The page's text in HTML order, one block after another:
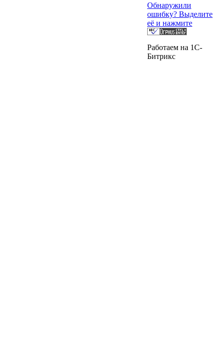
Обнаружили
ошибку? Выделите
её и нажмите
Работаем на 1C-
Битрикс